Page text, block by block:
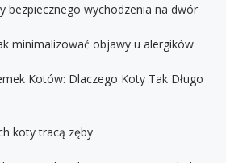
bezpiecznego wychodzenia na dwór
minimalizować objawy u alergików
Kotów: Dlaczego Koty Tak Długo
koty tracą zęby